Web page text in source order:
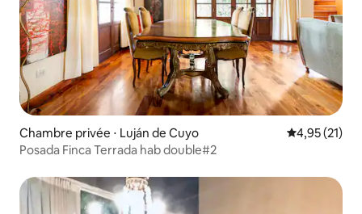
Chambre privée ⋅ Luján de Cuyo Évaluation
4,95 (21)
Posada Finca Terrada hab double#2